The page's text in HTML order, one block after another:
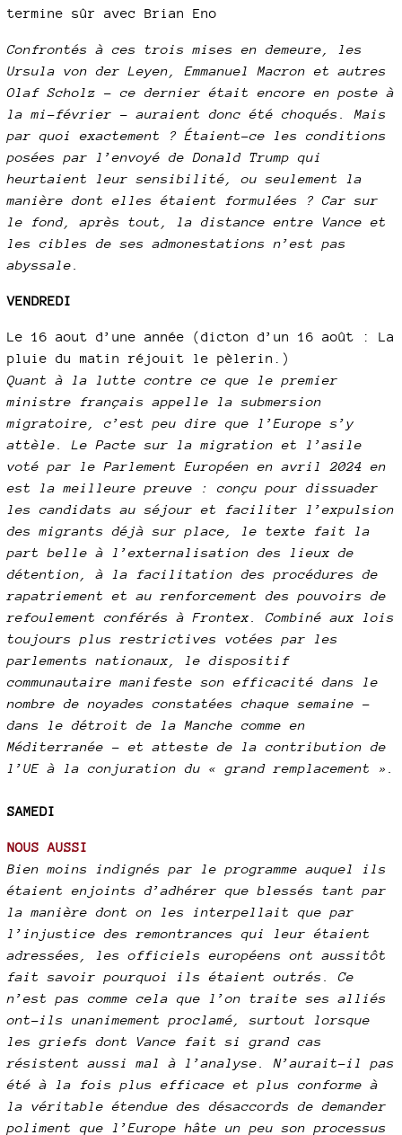
termine sûr avec Brian Eno
Confrontés à ces trois mises en demeure, les
Ursula von der Leyen, Emmanuel Macron et autres
Olaf Scholz – ce dernier était encore en poste à
la mi-février – auraient donc été choqués. Mais
par quoi exactement ? Étaient-ce les conditions
posées par l’envoyé de Donald Trump qui
heurtaient leur sensibilité, ou seulement la
manière dont elles étaient formulées ? Car sur
le fond, après tout, la distance entre Vance et
les cibles de ses admonestations n’est pas
abyssale.
VENDREDI
Le 16 aout d’une année (dicton d’un 16 août : La
pluie du matin réjouit le pèlerin.)
Quant à la lutte contre ce que le premier
ministre français appelle la submersion
migratoire, c’est peu dire que l’Europe s’y
attèle. Le Pacte sur la migration et l’asile
voté par le Parlement Européen en avril 2024 en
est la meilleure preuve : conçu pour dissuader
les candidats au séjour et faciliter l’expulsion
des migrants déjà sur place, le texte fait la
part belle à l’externalisation des lieux de
détention, à la facilitation des procédures de
rapatriement et au renforcement des pouvoirs de
refoulement conférés à Frontex. Combiné aux lois
toujours plus restrictives votées par les
parlements nationaux, le dispositif
communautaire manifeste son efficacité dans le
nombre de noyades constatées chaque semaine –
dans le détroit de la Manche comme en
Méditerranée – et atteste de la contribution de
l’UE à la conjuration du « grand remplacement ».
SAMEDI
NOUS AUSSI
Bien moins indignés par le programme auquel ils
étaient enjoints d’adhérer que blessés tant par
la manière dont on les interpellait que par
l’injustice des remontrances qui leur étaient
adressées, les officiels européens ont aussitôt
fait savoir pourquoi ils étaient outrés. Ce
n’est pas comme cela que l’on traite ses alliés
ont-ils unanimement proclamé, surtout lorsque
les griefs dont Vance fait si grand cas
résistent aussi mal à l’analyse. N’aurait-il pas
été à la fois plus efficace et plus conforme à
la véritable étendue des désaccords de demander
poliment que l’Europe hâte un peu son processus